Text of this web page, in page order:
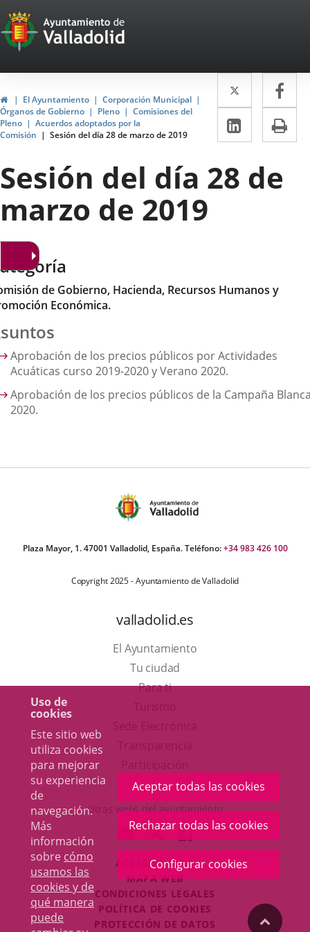
Uso de
cookies
Este sitio web
utiliza cookies
para mejorar
su experiencia
de
navegación.
Más
información
sobre cómo
usamos las
cookies y de
qué manera
puede
Aceptar todas las cookies
Rechazar todas las cookies
Configurar cookies
Portal
Web
del
Ayuntamiento
de
Valladolid
InicioEl Ayuntamiento
Corporación Municipal
Órganos de Gobierno
Pleno
Comisiones del
Pleno
Acuerdos adoptados por la
Comisión
Sesión del día 28 de marzo de 2019
Twitter
Enlace
a
una
externa.
a
LinkedIn
Enlace
a
una
Sesión del día 28 de
marzo de 2019
de Gobierno, Hacienda, Recursos Humanos y
Económica.
Aprobación de los precios públicos por Actividades
Acuáticas curso 2019-2020 y Verano 2020.
Aprobación de los precios públicos de la Campaña
2020.
Plaza Mayor, 1. 47001 Valladolid, España. Teléfono:+34 983 426 100
Copyright 2025 - Ayuntamiento de Valladolid
valladolid.es
El Ayuntamiento
Tu ciudad
Para ti
en
una
ventana
nueva.
aplicación
externa.
Otras webs del ayuntamiento
ENLACE
A
UNA
APLICACIÓN
EXTERNA.
ENLACE
A
UNA
APLICACIÓN
EXTERNA.
ENLACE
A
UNA
EXTERNA.
ACCESIBILIDAD
MAPA WEB
CONDICIONES LEGALES
POLÍTICA DE COOKIES
PROTECCIÓN DE DATOS
"Volver